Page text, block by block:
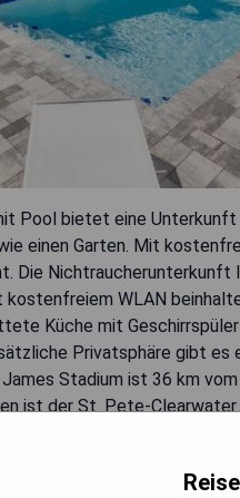
Pool bietet eine
einen Garten. Mit
Die Nichtraucherunterkunft
WLAN
Küche mit
Privatsphäre gibt es
Stadium ist 36 km
ist der St. Pete-